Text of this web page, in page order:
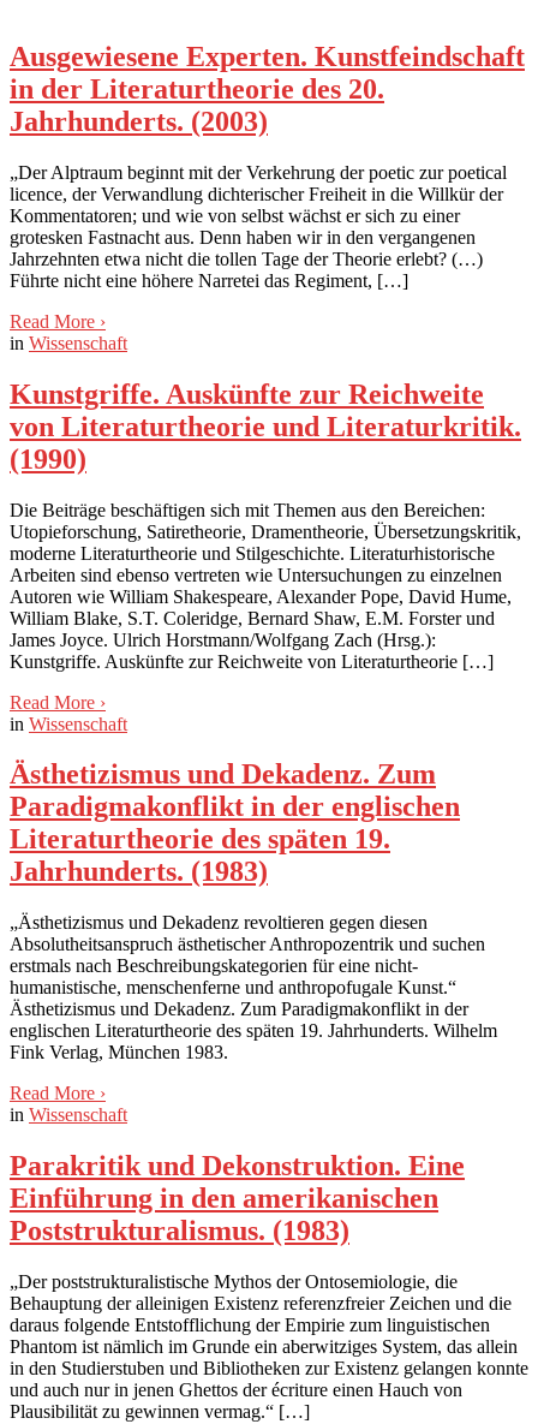
Ausgewiesene Experten. Kunstfeindschaft
in der Literaturtheorie des 20.
Jahrhunderts. (2003)
„Der Alptraum beginnt mit der Verkehrung der poetic zur poetical
licence, der Verwandlung dichterischer Freiheit in die Willkür der
Kommentatoren; und wie von selbst wächst er sich zu einer
grotesken Fastnacht aus. Denn haben wir in den vergangenen
Jahrzehnten etwa nicht die tollen Tage der Theorie erlebt? (…)
Führte nicht eine höhere Narretei das Regiment, […]
Read More ›
in Wissenschaft
Kunstgriffe. Auskünfte zur Reichweite
von Literaturtheorie und Literaturkritik.
(1990)
Die Beiträge beschäftigen sich mit Themen aus den Bereichen:
Utopieforschung, Satiretheorie, Dramentheorie, Übersetzungskritik,
moderne Literaturtheorie und Stilgeschichte. Literaturhistorische
Arbeiten sind ebenso vertreten wie Untersuchungen zu einzelnen
Autoren wie William Shakespeare, Alexander Pope, David Hume,
William Blake, S.T. Coleridge, Bernard Shaw, E.M. Forster und
James Joyce. Ulrich Horstmann/Wolfgang Zach (Hrsg.):
Kunstgriffe. Auskünfte zur Reichweite von Literaturtheorie […]
Read More ›
in Wissenschaft
Ästhetizismus und Dekadenz. Zum
Paradigmakonflikt in der englischen
Literaturtheorie des späten 19.
Jahrhunderts. (1983)
„Ästhetizismus und Dekadenz revoltieren gegen diesen
Absolutheitsanspruch ästhetischer Anthropozentrik und suchen
erstmals nach Beschreibungskategorien für eine nicht-
humanistische, menschenferne und anthropofugale Kunst.“
Ästhetizismus und Dekadenz. Zum Paradigmakonflikt in der
englischen Literaturtheorie des späten 19. Jahrhunderts. Wilhelm
Fink Verlag, München 1983.
Read More ›
in Wissenschaft
Parakritik und Dekonstruktion. Eine
Einführung in den amerikanischen
Poststrukturalismus. (1983)
„Der poststrukturalistische Mythos der Ontosemiologie, die
Behauptung der alleinigen Existenz referenzfreier Zeichen und die
daraus folgende Entstofflichung der Empirie zum linguistischen
Phantom ist nämlich im Grunde ein aberwitziges System, das allein
in den Studierstuben und Bibliotheken zur Existenz gelangen konnte
und auch nur in jenen Ghettos der écriture einen Hauch von
Plausibilität zu gewinnen vermag.“ […]